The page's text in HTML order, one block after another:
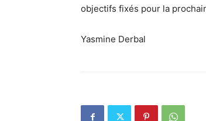
objectifs fixés pour la
Yasmine Derbal